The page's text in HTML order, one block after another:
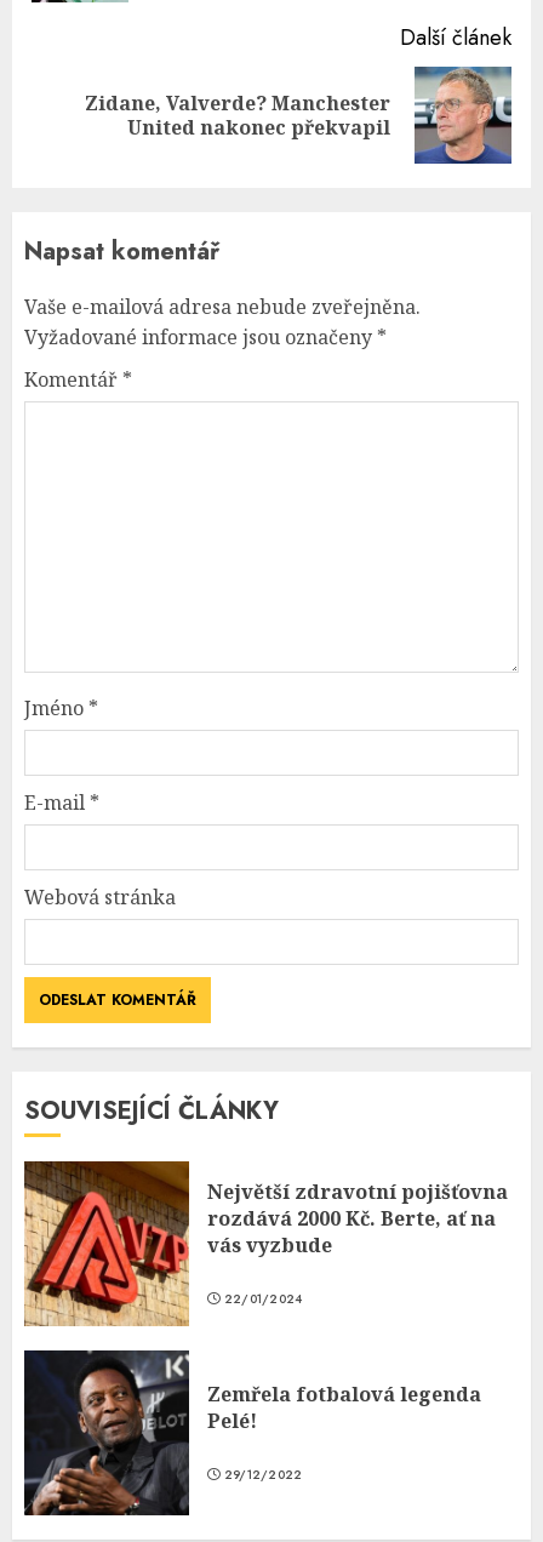
Další článek
Zidane, Valverde? Manchester
United nakonec překvapil
Napsat komentář
Vaše e-mailová adresa nebude zveřejněna.
Vyžadované informace jsou označeny *
Komentář *
Jméno *
E-mail *
Webová stránka
SOUVISEJÍCÍ ČLÁNKY
Největší zdravotní pojišťovna
rozdává 2000 Kč. Berte, ať na
vás vyzbude
22/01/2024
Zemřela fotbalová legenda
Pelé!
29/12/2022